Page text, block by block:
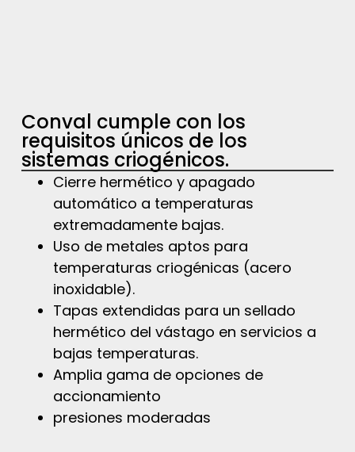
Conval cumple con los
requisitos únicos de los
sistemas criogénicos.
Cierre hermético y apagado
automático a temperaturas
extremadamente bajas.
Uso de metales aptos para
temperaturas criogénicas (acero
inoxidable).
Tapas extendidas para un sellado
hermético del vástago en servicios a
bajas temperaturas.
Amplia gama de opciones de
accionamiento
presiones moderadas